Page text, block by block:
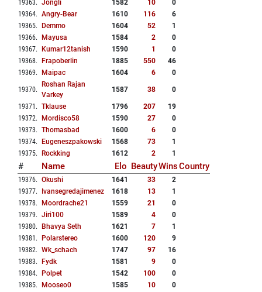
19363. Jongli 1582 10
0
19364. Angry-Bear 1610 116
6
19365. Demmo 1604 52
1
19366. Mayusa 1584 2
0
19367. Kumar12tanish 1590 1
0
19368. Frapoberlin 1885 550
46
19369. Maipac 1604 6 0
19370.
Roshan Rajan
Varkey
1587 38 0
19371 . Tklause 1796 207
19
19372. Mordisco58 1590 27
0
19373. Thomasbad 1600 6
0
19374. Eugeneszpakowski 1568 73
1
19375. Rockking 1612 2 1
# Name Elo BeautyWinsCountry
19376. Okushi 1641 33
2
19377. Ivansegredajimenez 1618 13
1
19378. Moordrache21 1559 21
0
19379. Jiri100 1589 4
0
19380. Bhavya Seth 1621 7
1
19381 . Polarstereo 1600 120
9
19382. Wk_schach 1747 97
16
19383. Fydk 1581 9
0
19384. Polpet 1542 100
0
19385. Mooseo0 1585 10
0